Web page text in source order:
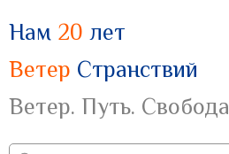
Нам 20 лет
Ветер Странствий
Ветер. Путь. Свобода